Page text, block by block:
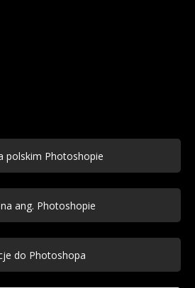
polskim Photoshopie
ang. Photoshopie
do Photoshopa